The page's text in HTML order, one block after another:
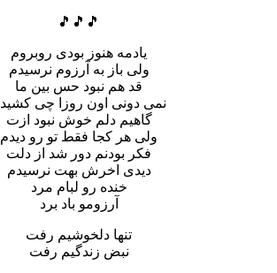
🎵🎵🎵
یادمه هنوز بودی روبروم
ولی باز به آرزوم نرسیدم
قد هم نبود حس بین ما
نمی دونی اون روزا چی کشیدم
گاهیم دلم خوش نبود ازت
ولی هر کجا فقط تو رو دیدم
فکر بودنم دور شد از دلت
دیدی اخرش بهت نرسیدم
خنده رو لبام مرد
آرزومو باد برد
تنها دلخوشیم رفت
نبض زندگیم رفت